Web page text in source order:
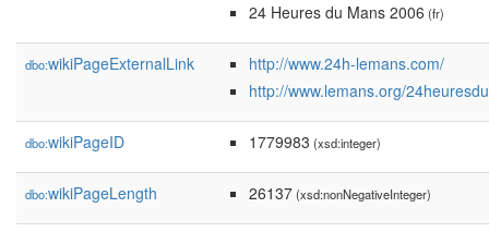
24 Heures du Mans 2006 (fr)
dbo:wikiPageExternalLink
http://www.24h-lemans.com/
http://www.lemans.org/
dbo:wikiPageID 1779983 (xsd:integer)
dbo:wikiPageLength 26137(xsd:nonNegativeInteger)